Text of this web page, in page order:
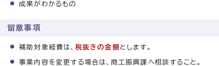
成果がわかるもの
留意事項
補助対象経費は、 税抜きの金額 とします。
事業内容を変更する場合は、商工振興課へ相談すること。